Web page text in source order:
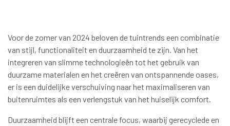
Voor de zomer van 2024 beloven de tuintrends een combinatie
van stijl, functionaliteit en duurzaamheid te zijn. Van het
integreren van slimme technologieën tot het gebruik van
duurzame materialen en het creëren van ontspannende oases,
er is een duidelijke verschuiving naar het maximaliseren van
buitenruimtes als een verlengstuk van het huiselijk comfort.
Duurzaamheid blijft een centrale focus, waarbij gerecyclede en